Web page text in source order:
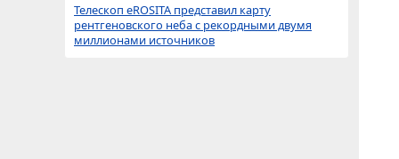
Телескоп eROSITA представил карту
рентгеновского неба с рекордными двумя
миллионами источников